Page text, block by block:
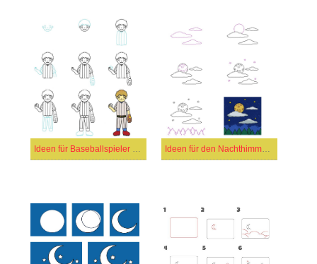
Ideen für Baseballspieler (11) Ideen für den Nachthimmel (7)